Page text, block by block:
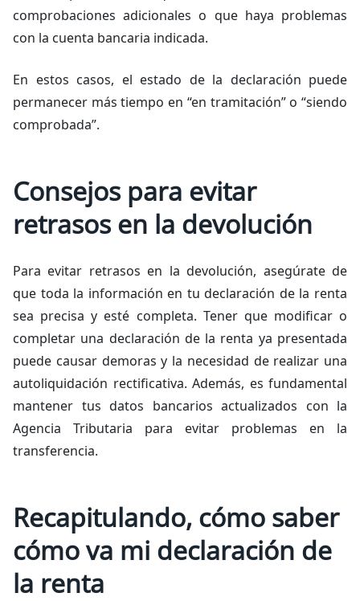
comprobaciones adicionales o que haya problemas
con la cuenta bancaria indicada.
En estos casos, el estado de la declaración puede
permanecer más tiempo en “en tramitación” o “siendo
comprobada”.
Consejos para evitar
retrasos en la devolución
Para evitar retrasos en la devolución, asegúrate de
que toda la información en tu declaración de la renta
sea precisa y esté completa. Tener que modificar o
completar una declaración de la renta ya presentada
puede causar demoras y la necesidad de realizar una
autoliquidación rectificativa. Además, es fundamental
mantener tus datos bancarios actualizados con la
Agencia Tributaria para evitar problemas en la
transferencia.
Recapitulando, cómo saber
cómo va mi declaración de
la renta